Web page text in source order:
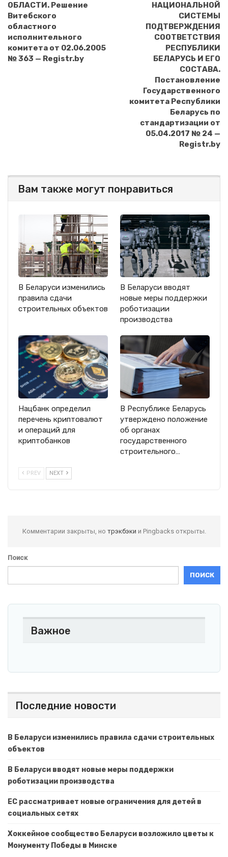
ОБЛАСТИ. Решение
Витебского
областного
исполнительного
комитета от 02.06.2005
№ 363 — Registr.by
НАЦИОНАЛЬНОЙ
СИСТЕМЫ
ПОДТВЕРЖДЕНИЯ
СООТВЕТСТВИЯ
РЕСПУБЛИКИ
БЕЛАРУСЬ И ЕГО
СОСТАВА.
Постановление
Государственного
комитета Республики
Беларусь по
стандартизации от
05.04.2017 № 24 —
Registr.by
Вам также могут понравиться
В Беларуси изменились
правила сдачи
строительных объектов
В Беларуси вводят
новые меры поддержки
роботизации
производства
Нацбанк определил
перечень криптовалют
и операций для
криптобанков
В Республике Беларусь
утверждено положение
об органах
государственного
строительного…
PREV NEXT
Комментарии закрыты, но трэкбэки и Pingbacks открыты.
Поиск
ПОИСК
Важное
Последние новости
В Беларуси изменились правила сдачи строительных
объектов
В Беларуси вводят новые меры поддержки
роботизации производства
ЕС рассматривает новые ограничения для детей в
социальных сетях
Хоккейное сообщество Беларуси возложило цветы к
Монументу Победы в Минске